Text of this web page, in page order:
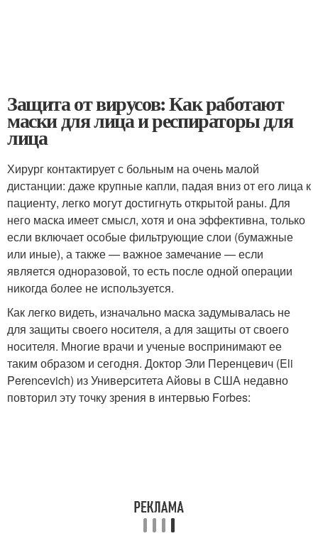
Защита от вирусов: Как работают
маски для лица и респираторы для
лица
Хирург контактирует с больным на очень малой
дистанции: даже крупные капли, падая вниз от его лица к
пациенту, легко могут достигнуть открытой раны. Для
него маска имеет смысл, хотя и она эффективна, только
если включает особые фильтрующие слои (бумажные
или иные), а также — важное замечание — если
является одноразовой, то есть после одной операции
никогда более не используется.
Как легко видеть, изначально маска задумывалась не
для защиты своего носителя, а для защиты от своего
носителя. Многие врачи и ученые воспринимают ее
таким образом и сегодня. Доктор Эли Перенцевич (Eli
Perencevich) из Университета Айовы в США недавно
повторил эту точку зрения в интервью Forbes: